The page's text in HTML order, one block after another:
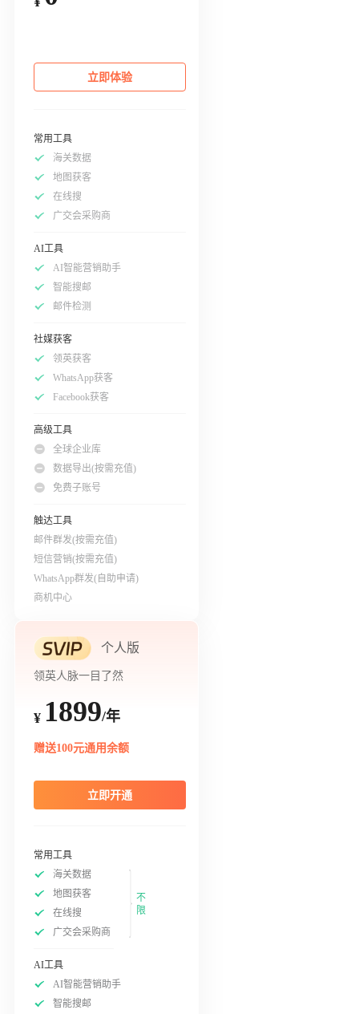
立即体验
常用工具
海关数据
地图获客
在线搜
广交会采购商
AI工具
AI智能营销助手
智能搜邮
邮件检测
社媒获客
领英获客
WhatsApp获客
Facebook获客
高级工具
全球企业库
数据导出(按需充值)
免费子账号
触达工具
邮件群发(按需充值)
短信营销(按需充值)
WhatsApp群发(自助申请)
商机中心
个人版
领英人脉一目了然
¥ 1899/年
赠送100元通用余额
立即开通
常用工具
海关数据
地图获客
在线搜
广交会采购商
不
限
AI工具
AI智能营销助手
智能搜邮